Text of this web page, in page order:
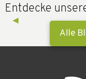
Entdecke
Previous Slide
◀︎
Alle